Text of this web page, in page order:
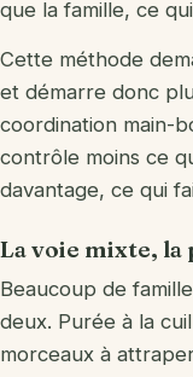
que la famille, ce
Cette méthode
et démarre donc
coordination main-
contrôle moins ce
davantage, ce qui
La voie mixte,
Beaucoup de
deux. Purée à la
morceaux à